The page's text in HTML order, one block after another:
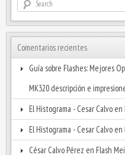
Comentarios recientes
Guía sobre Flashes: Mejores
MK320 descripción e
El Histograma - Cesar Calvo en
El Histograma - Cesar Calvo en
César Calvo Pérez en Flash